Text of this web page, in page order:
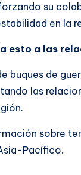
su
en la
esto a las
buques de
las
sobre
Pacífico.